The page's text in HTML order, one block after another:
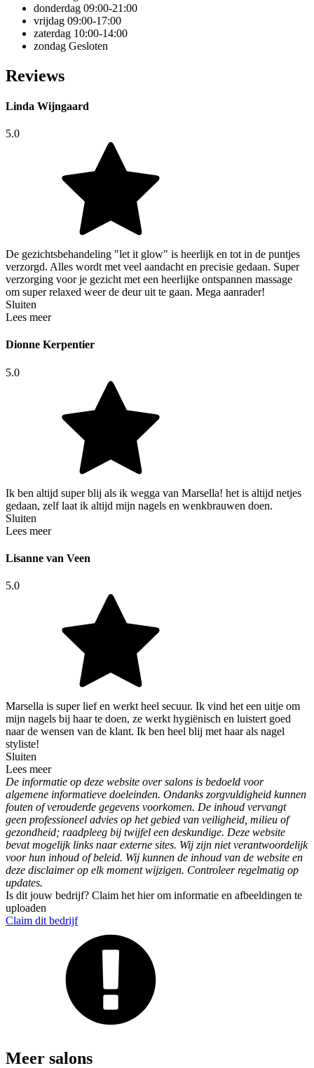
donderdag 09:00-21:00
vrijdag 09:00-17:00
zaterdag 10:00-14:00
zondag Gesloten
Reviews
Linda Wijngaard
5.0
De gezichtsbehandeling "let it glow" is heerlijk en tot in de puntjes
verzorgd. Alles wordt met veel aandacht en precisie gedaan. Super
verzorging voor je gezicht met een heerlijke ontspannen massage
om super relaxed weer de deur uit te gaan. Mega aanrader!
Sluiten
Lees meer
Dionne Kerpentier
5.0
Ik ben altijd super blij als ik wegga van Marsella! het is altijd netjes
gedaan, zelf laat ik altijd mijn nagels en wenkbrauwen doen.
Sluiten
Lees meer
Lisanne van Veen
5.0
Marsella is super lief en werkt heel secuur. Ik vind het een uitje om
mijn nagels bij haar te doen, ze werkt hygiënisch en luistert goed
naar de wensen van de klant. Ik ben heel blij met haar als nagel
styliste!
Sluiten
Lees meer
De informatie op deze website over salons is bedoeld voor
algemene informatieve doeleinden. Ondanks zorgvuldigheid kunnen
fouten of verouderde gegevens voorkomen. De inhoud vervangt
geen professioneel advies op het gebied van veiligheid, milieu of
gezondheid; raadpleeg bij twijfel een deskundige. Deze website
bevat mogelijk links naar externe sites. Wij zijn niet verantwoordelijk
voor hun inhoud of beleid. Wij kunnen de inhoud van de website en
deze disclaimer op elk moment wijzigen. Controleer regelmatig op
updates.
Is dit jouw bedrijf? Claim het hier om informatie en afbeeldingen te
uploaden
Claim dit bedrijf
Meer salons